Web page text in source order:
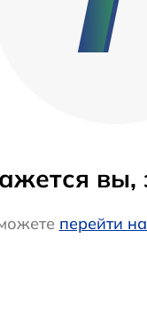
вы,
перейти